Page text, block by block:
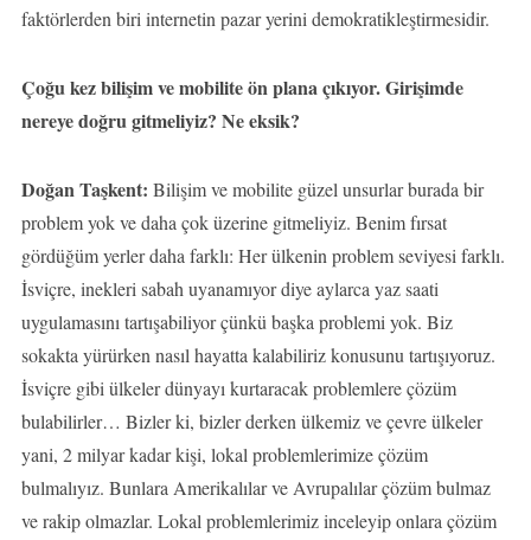
faktörlerden biri internetin pazar yerini demokratikleştirmesidir.
Çoğu kez bilişim ve mobilite ön plana çıkıyor. Girişimde
nereye doğru gitmeliyiz? Ne eksik?
Doğan Taşkent: Bilişim ve mobilite güzel unsurlar burada bir
problem yok ve daha çok üzerine gitmeliyiz. Benim fırsat
gördüğüm yerler daha farklı: Her ülkenin problem seviyesi farklı.
İsviçre, inekleri sabah uyanamıyor diye aylarca yaz saati
uygulamasını tartışabiliyor çünkü başka problemi yok. Biz
sokakta yürürken nasıl hayatta kalabiliriz konusunu tartışıyoruz.
İsviçre gibi ülkeler dünyayı kurtaracak problemlere çözüm
bulabilirler… Bizler ki, bizler derken ülkemiz ve çevre ülkeler
yani, 2 milyar kadar kişi, lokal problemlerimize çözüm
bulmalıyız. Bunlara Amerikalılar ve Avrupalılar çözüm bulmaz
ve rakip olmazlar. Lokal problemlerimiz inceleyip onlara çözüm